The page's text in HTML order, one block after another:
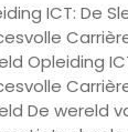
ICT: De
Opleiding
De wereld